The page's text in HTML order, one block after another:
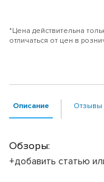
*Цена действительна
отличаться от цен в
Описание Отзывы
Обзоры:
+добавить статью